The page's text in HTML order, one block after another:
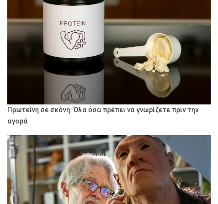
Πρωτεΐνη σε σκόνη: Όλα όσα πρέπει να γνωρίζετε πριν την
αγορά